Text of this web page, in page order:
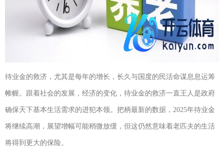
待业金的救济，尤其是每年的增长，长久与国度的民活命谋息息运筹
帷幄。跟着社会的发展，经济的变化，待业金的救济一直王人是政府
确保天下基本生活需求的进犯本领。把柄最新的数据，2025年待业金
将继续高潮，展望增幅可能稍微放缓，但这仍然意味着老匹夫的生活
将得到更大的保险。